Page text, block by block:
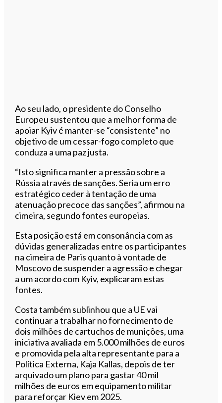
Ao seu lado, o presidente do Conselho
Europeu sustentou que a melhor forma de
apoiar Kyiv é manter-se “consistente” no
objetivo de um cessar-fogo completo que
conduza a uma paz justa.
“Isto significa manter a pressão sobre a
Rússia através de sanções. Seria um erro
estratégico ceder à tentação de uma
atenuação precoce das sanções”, afirmou na
cimeira, segundo fontes europeias.
Esta posição está em consonância com as
dúvidas generalizadas entre os participantes
na cimeira de Paris quanto à vontade de
Moscovo de suspender a agressão e chegar
a um acordo com Kyiv, explicaram estas
fontes.
Costa também sublinhou que a UE vai
continuar a trabalhar no fornecimento de
dois milhões de cartuchos de munições, uma
iniciativa avaliada em 5.000 milhões de euros
e promovida pela alta representante para a
Política Externa, Kaja Kallas, depois de ter
arquivado um plano para gastar 40 mil
milhões de euros em equipamento militar
para reforçar Kiev em 2025.